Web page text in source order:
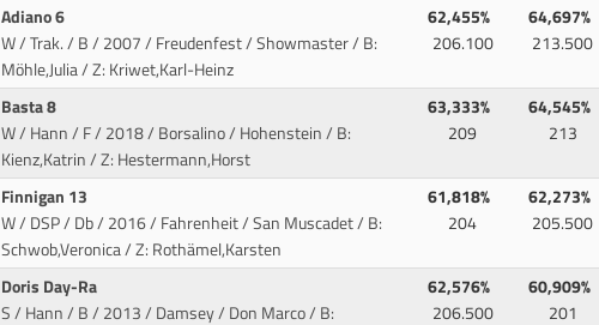
Adiano 6
W / Trak. / B / 2007 / Freudenfest / Showmaster/ B:
Möhle,Julia / Z: Kriwet,Karl-Heinz
62,455%
206.100
64,697%
213.500
Basta 8
W / Hann / F / 2018 / Borsalino / Hohenstein/ B:
Kienz,Katrin / Z: Hestermann,Horst
63,333%
209
64,545%
213
Finnigan 13
W / DSP / Db / 2016 / Fahrenheit / San Muscadet/ B:
Schwob,Veronica / Z: Rothämel,Karsten
61,818%
204
62,273%
205.500
Doris Day-Ra
S / Hann / B / 2013 / Damsey / Don Marco/ B:
62,576%
206.500
60,909%
201